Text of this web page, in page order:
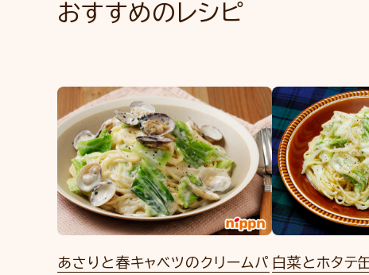
おすすめのレシピ
あさりと春キャベツのクリームパ 白菜とホタテ